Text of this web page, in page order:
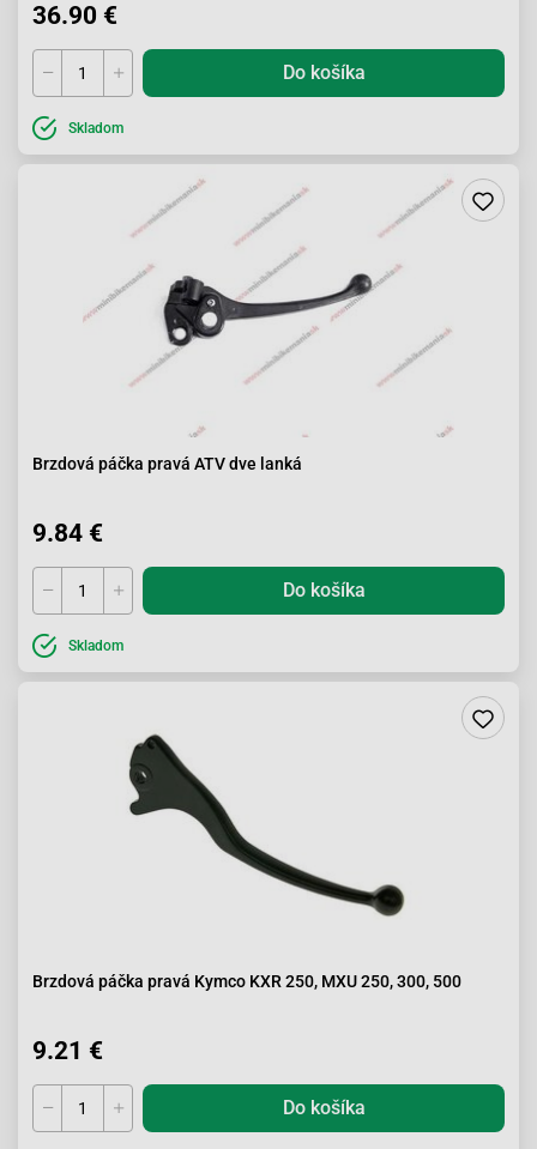
36.90 €
Do košíka
Skladom
Brzdová páčka pravá ATV dve lanká
9.84 €
Do košíka
Skladom
Brzdová páčka pravá Kymco KXR 250, MXU 250, 300, 500
9.21 €
Do košíka